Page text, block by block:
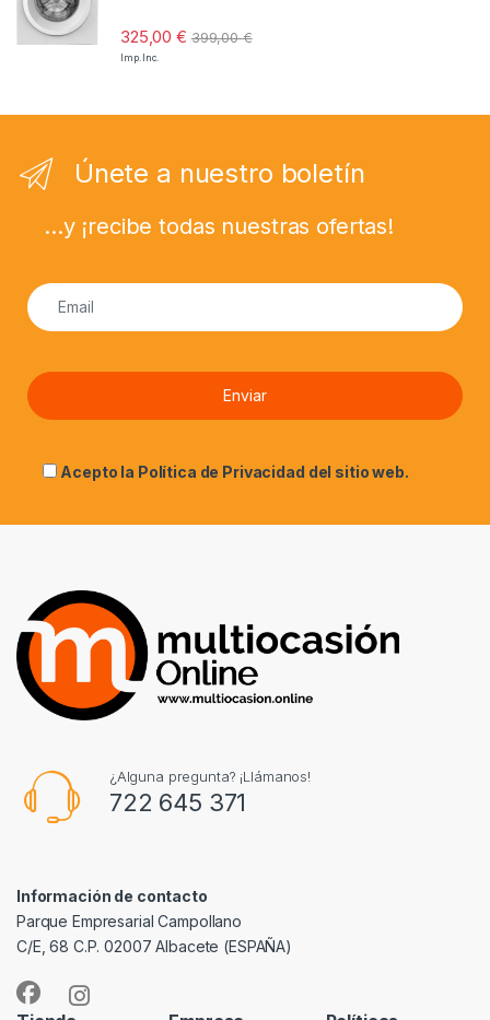
325,00€ 399,00€
Imp. Inc.
Únete a nuestro boletín
...y ¡recibe todas nuestras ofertas!
Acepto la Política de Privacidad del sitio web.
¿Alguna pregunta? ¡Llámanos!
722 645 371
Información de contacto
Parque Empresarial Campollano
C/E, 68 C.P. 02007 Albacete (ESPAÑA)